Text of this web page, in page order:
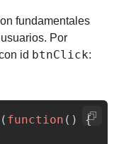
fundamentales
Por
id btnClick:
( function ()
{